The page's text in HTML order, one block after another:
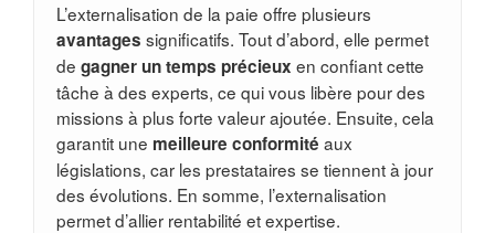
L’externalisation de la paie offre plusieurs
avantages significatifs. Tout d’abord, elle permet
de gagner un temps précieux en confiant cette
tâche à des experts, ce qui vous libère pour des
missions à plus forte valeur ajoutée. Ensuite, cela
garantit une meilleure conformité aux
législations, car les prestataires se tiennent à jour
des évolutions. En somme, l’externalisation
permet d’allier rentabilité et expertise.